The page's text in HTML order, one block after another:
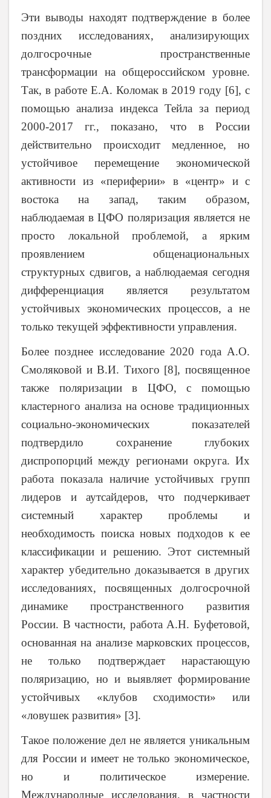
Эти выводы находят подтверждение в более
поздних исследованиях, анализирующих
долгосрочные пространственные
трансформации на общероссийском уровне.
Так, в работе Е.А. Коломак в 2019 году [6], с
помощью анализа индекса Тейла за период
2000-2017 гг., показано, что в России
действительно происходит медленное, но
устойчивое перемещение экономической
активности из «периферии» в «центр» и с
востока на запад, таким образом,
наблюдаемая в ЦФО поляризация является не
просто локальной проблемой, а ярким
проявлением общенациональных
структурных сдвигов, а наблюдаемая сегодня
дифференциация является результатом
устойчивых экономических процессов, а не
только текущей эффективности управления.
Более позднее исследование 2020 года А.О.
Смоляковой и В.И. Тихого [8], посвященное
также поляризации в ЦФО, с помощью
кластерного анализа на основе традиционных
социально-экономических показателей
подтвердило сохранение глубоких
диспропорций между регионами округа. Их
работа показала наличие устойчивых групп
лидеров и аутсайдеров, что подчеркивает
системный характер проблемы и
необходимость поиска новых подходов к ее
классификации и решению. Этот системный
характер убедительно доказывается в других
исследованиях, посвященных долгосрочной
динамике пространственного развития
России. В частности, работа А.Н. Буфетовой,
основанная на анализе марковских процессов,
не только подтверждает нарастающую
поляризацию, но и выявляет формирование
устойчивых «клубов сходимости» или
«ловушек развития» [3].
Такое положение дел не является уникальным
для России и имеет не только экономическое,
но и политическое измерение.
Международные исследования, в частности